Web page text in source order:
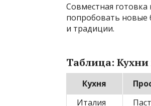
Совместная
попробовать новые
и традиции.
Таблица:
Кухня
Италия